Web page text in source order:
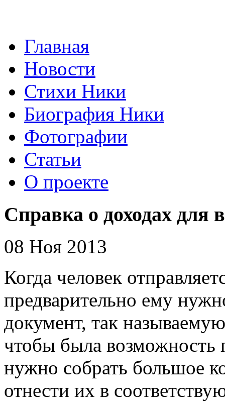
Главная
Новости
Стихи Ники
Биография Ники
Фотографии
Статьи
О проекте
Справка о доходах для
08 Ноя 2013
Когда человек
предварительно ему
документ, так
чтобы была возможность
нужно собрать большое
отнести их в